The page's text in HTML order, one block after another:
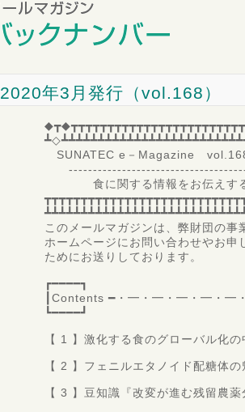
2020年3月発行（vol.168）
SUNATEC e－Magazine
食に関する情報をお伝えする
このメールマガジンは、弊財団の
ホームページにお問い合わせやお
ためにお送りしております。
┏━━━━┓
┃Contents ━・━・━・━・━
┗━━━━┛
【 1 】激化する食のグローバル化
【 2 】フェニルエタノイド配糖体
【 3 】豆知識『改変が進む残留農